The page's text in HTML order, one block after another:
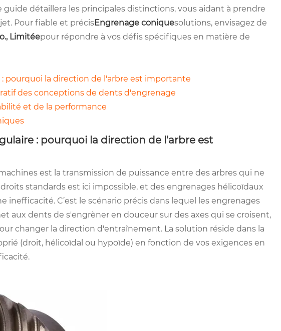
guide détaillera les principales distinctions, vous aidant à prendre
Pour fiable et précisEngrenage coniquesolutions, envisagez de
Limitéepour répondre à vos défis spécifiques en matière de
pourquoi la direction de l'arbre est importante
des conceptions de dents d'engrenage
et de la performance
: pourquoi la direction de l'arbre est
est la transmission de puissance entre des arbres qui ne
standards est ici impossible, et des engrenages hélicoïdaux
inefficacité. C’est le scénario précis dans lequel les engrenages
aux dents de s'engrèner en douceur sur des axes qui se croisent,
changer la direction d'entraînement. La solution réside dans la
(droit, hélicoïdal ou hypoïde) en fonction de vos exigences en